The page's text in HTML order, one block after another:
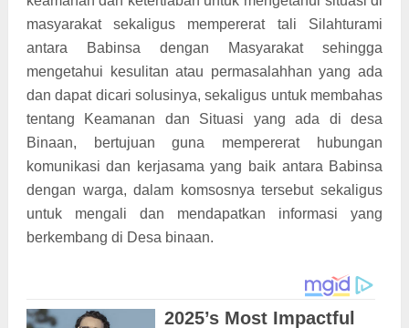
masyarakat sekaligus mempererat tali Silahturami
antara Babinsa dengan Masyarakat sehingga
mengetahui kesulitan atau permasalahhan yang ada
dan dapat dicari solusinya, sekaligus untuk membahas
tentang Keamanan dan Situasi yang ada di desa
Binaan, bertujuan guna mempererat hubungan
komunikasi dan kerjasama yang baik antara Babinsa
dengan warga, dalam komsosnya tersebut sekaligus
untuk mengali dan mendapatkan informasi yang
berkembang di Desa binaan.